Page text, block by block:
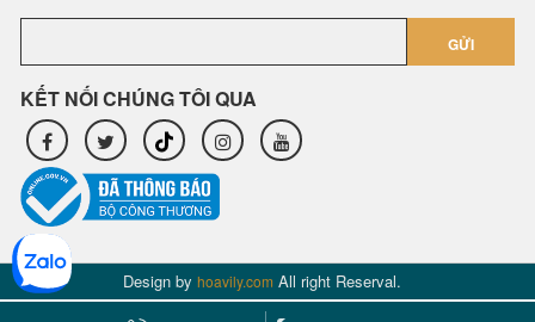
GỬI
KẾT NỐI CHÚNG TÔI QUA
Design by hoavily.com All right Reserval.